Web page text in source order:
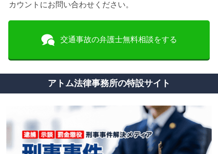
カウントにお問い合わせください。
交通事故の弁護士無料相談をする
アトム法律事務所の特設サイト